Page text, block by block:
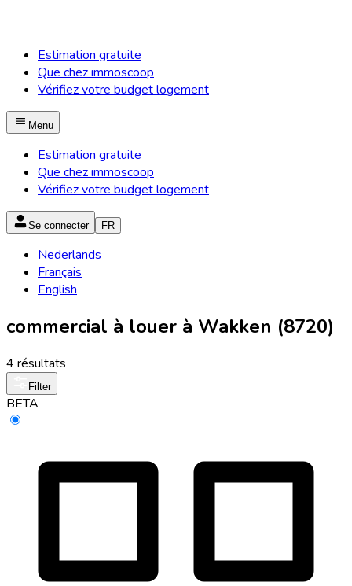
Estimation gratuite
Que chez immoscoop
Vérifiez votre budget logement
Menu
Estimation gratuite
Que chez immoscoop
Vérifiez votre budget logement
Se connecter FR
Nederlands
Français
English
commercial à louer à Wakken (8720)
4 résultats
Filter
BETA